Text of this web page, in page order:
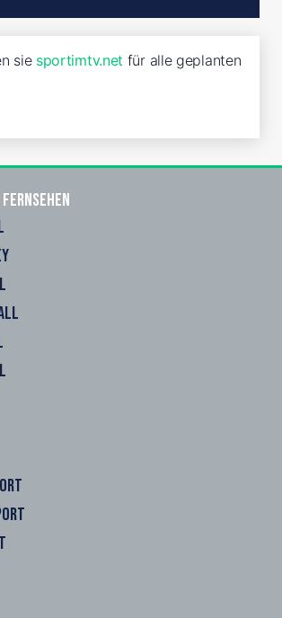
sie sportimtv.net für alle geplanten